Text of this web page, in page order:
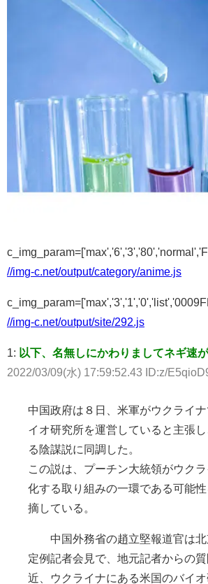
//img-c.net/output/category/anime.js
//img-c.net/output/site/292.js
1: 以下、名無しにかわりましてネギ速
2022/03/09(水) 17:59:52.43 ID:z/
中国政府は８日、米軍がウクライ
イオ研究所を運営していると主張し
る陰謀説に同調した。
この説は、プーチン大統領がウク
化する取り組みの一環である可能
摘している。
中国外務省の趙立堅報道官は北
定例記者会見で、地元記者からの
近、ウクライナにある米国のバイ